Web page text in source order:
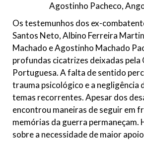
Agostinho Pacheco,
Os testemunhos dos ex-
Santos Neto, Albino Ferreira
Machado e Agostinho Machado
profundas cicatrizes deixadas pela
Portuguesa. A falta de sentido
trauma psicológico e a negligência
temas recorrentes. Apesar dos
encontrou maneiras de seguir em
memórias da guerra permaneçam.
sobre a necessidade de maior